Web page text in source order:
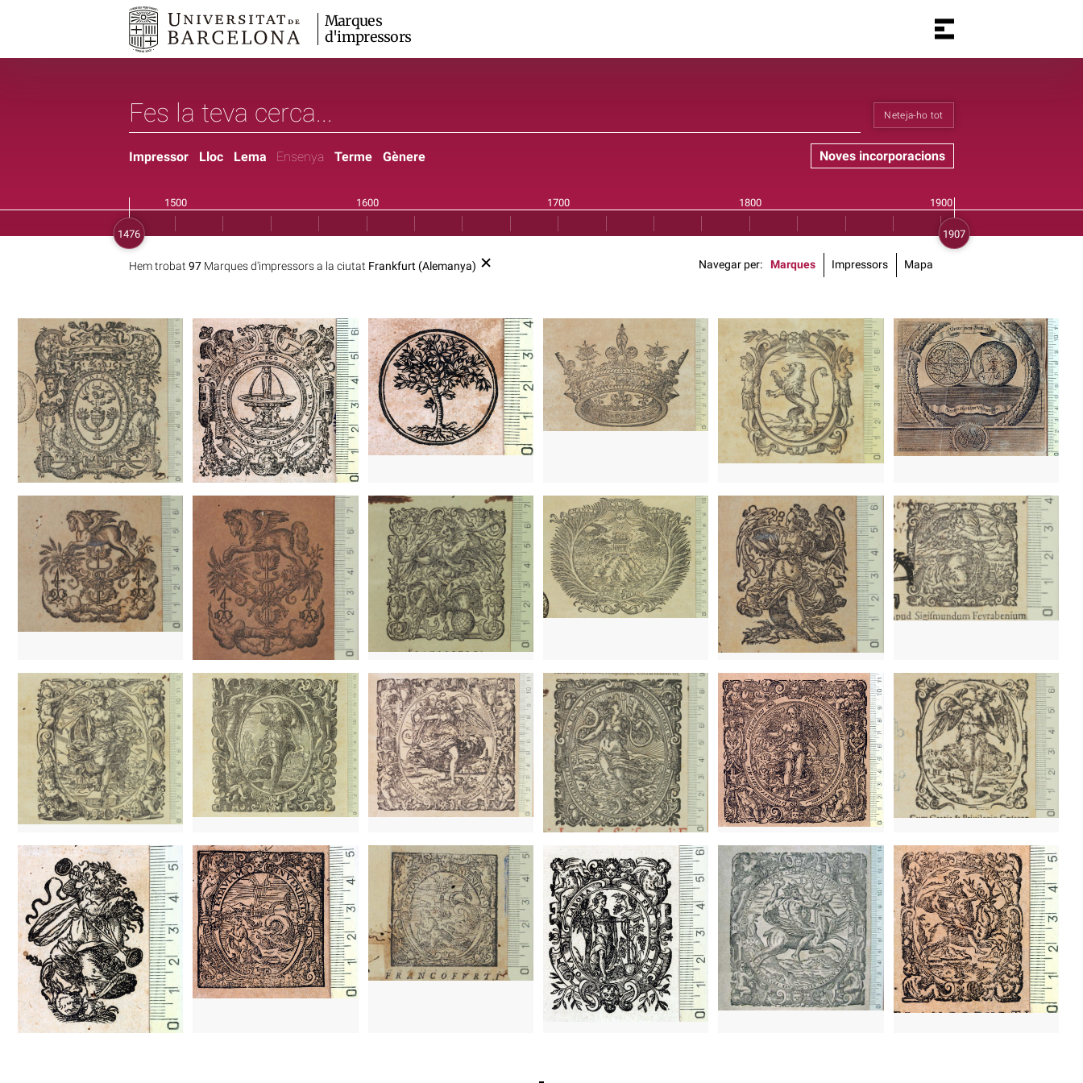
Marques
d'impressors
Neteja-ho tot
Noves incorporacions
Impressor Lloc Lema Ensenya Terme Gènere
Hem trobat 97 Marques d'impressors a la ciutat Frankfurt (Alemanya) Navegar per Marques Impressors Mapa
1636 - 1670
Colònia (Alemanya)
1637 - 1679
Ginebra (Suïssa)
1655
Frankfurt (Alemanya)
1649
Montpeller (França)
1636 - 1670
Colònia (Alemanya)
1637 - 1679
Ginebra (Suïssa)
1655
Frankfurt (Alemanya)
1649
Montpeller (França)
1636 - 1670
Colònia (Alemanya)
1637 - 1679
Ginebra (Suïssa)
1655
Frankfurt (Alemanya)
1649
Montpeller (França)
1637 - 1679
Ginebra (Suïssa)
1655
Frankfurt (Alemanya)
1649
Montpeller (França)
1636 - 1670
Colònia (Alemanya)
1637 - 1679
Ginebra (Suïssa)
1655
Frankfurt (Alemanya)
1649
Montpeller (França)
1680? - 1693
Frankfurt (Alemanya)
1682 - 1693
Leipzig (Alemanya)
1686 - 1688?
Colònia (Alemanya)
1617 - 1627 Frankfurt (Alemanya)
1617 - 1627 Frankfurt (Alemanya) 1575 - 1608 Frankfurt (Alemanya) 1559 - 1590 Frankfurt (Alemanya)1559 - 1590 Frankfurt (Alemanya)
1559 - 1590 Frankfurt (Alemanya)1559 - 1590 Frankfurt (Alemanya) 1559 - 1590 Frankfurt (Alemanya) 1559 - 1590 Frankfurt (Alemanya)1559 - 1590
1559 - 1590 Frankfurt (Alemanya)1603 - 1619 Frankfurt (Alemanya) 1603 - 1619 Frankfurt (Alemanya)
1595 - 1634
Basilea (Suïssa)
1628
Frankfurt (Alemanya) 1616 - 1635 Frankfurt (Alemanya)1616 - 1635 Frankfurt (Alemanya)